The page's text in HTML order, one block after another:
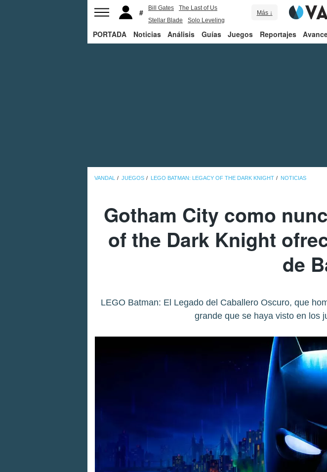
Bill Gates
The Last of Us
Stellar Blade
Solo Leveling
Más ↓
PORTADA Noticias Análisis Guías Juegos Reportajes
VANDAL JUEGOS LEGO BATMAN: LEGACY OF THE DARK KNIGHT NOTICIAS
Gotham City como
of the Dark Knight
de
LEGO Batman: El Legado del Caballero Oscuro, que
grande que se haya visto en los